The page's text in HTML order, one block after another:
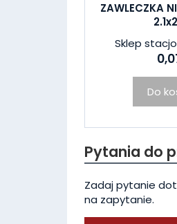
ZAWLECZKA
Sklep
Do
Pytania do
Zadaj pytanie
na zapytanie.